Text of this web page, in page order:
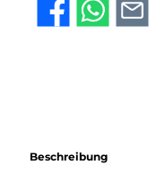
Beschreibung